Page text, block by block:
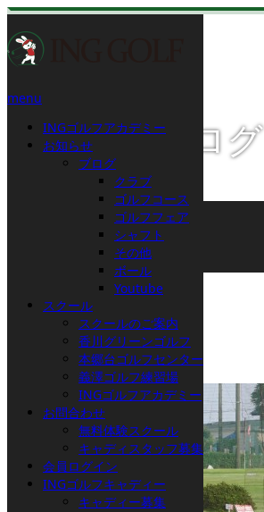
menu
INGゴルフアカデミー
お知らせ
ブログ
クラブ
ゴルフコース
ゴルフフェア
シャフト
その他
ボール
Youtube
スクール
スクールのご案内
香川グリーンゴルフ
本郷台ゴルフセンター
義澤ゴルフ練習場
INGゴルフアカデミー
お問合わせ
無料体験スクール
キャディスタッフ募集
会員ログイン
INGゴルフキャディー
キャディー募集
スタッフブログ
2013.08.9
元気です